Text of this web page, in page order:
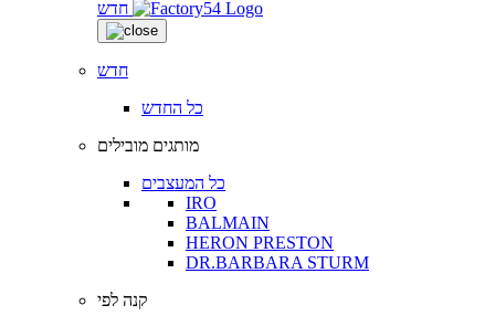
חדש
חדש
כל החדש
מותגים מובילים
כל המעצבים
IRO
BALMAIN
HERON PRESTON
DR.BARBARA STURM
קנה לפי